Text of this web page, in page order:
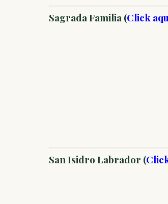
Sagrada Familia (Click
San Isidro Labrador (